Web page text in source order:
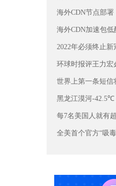
片加速CDN节点
海外CDN节点部署
速包怎么收费
海外CDN加速包
钱 印度男子偷税
2022年必须终止新
电商网站CDN加速
环球时报评王力宏必
CDN流量加速包必
世界上第一条短信
百度CDN流量包低
黑龙江漠河-42.5℃
岁末CDN感恩特惠
每7名美国人就有
海外CDN加速节点
全美首个官方“吸